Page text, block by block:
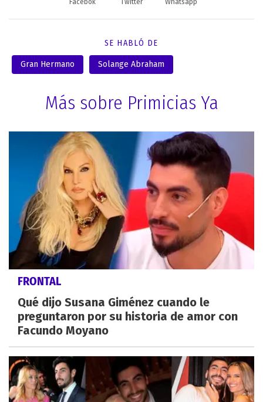
SE HABLÓ DE
Gran Hermano Solange Abraham
Más sobre Primicias Ya
FRONTAL
Qué dijo Susana Giménez cuando le
preguntaron por su historia de amor con
Facundo Moyano